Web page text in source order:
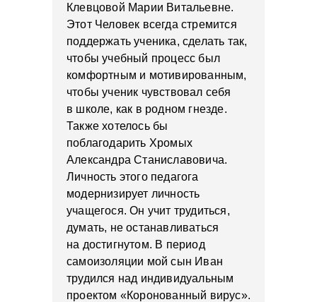
Клевцовой Марии Витальевне.
Этот Человек всегда стремится
поддержать ученика, сделать так,
чтобы учебный процесс был
комфортным и мотивированным,
чтобы ученик чувствовал себя
в школе, как в родном гнезде.
Также хотелось бы
поблагодарить Хромых
Александра Станиславовича.
Личность этого педагога
модернизирует личность
учащегося. Он учит трудиться,
думать, не останавливаться
на достигнутом. В период
самоизоляции мой сын Иван
трудился над индивидуальным
проектом «Коронованный вирус».